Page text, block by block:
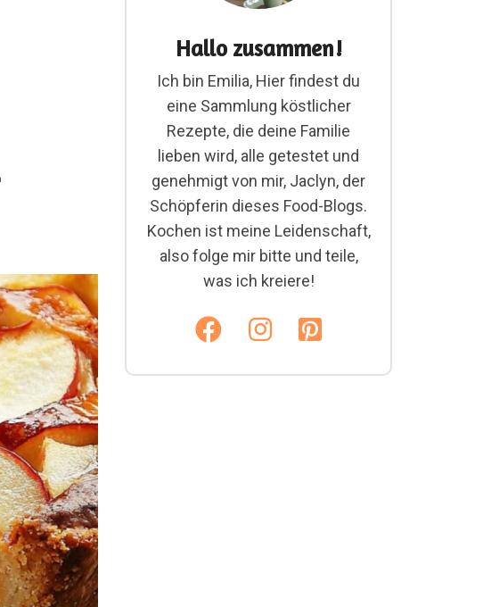
Hallo zusammen!
Ich bin Emilia, Hier findest du
eine Sammlung köstlicher
Rezepte, die deine Familie
lieben wird, alle getestet und
genehmigt von mir, Jaclyn, der
Schöpferin dieses Food-Blogs.
Kochen ist meine Leidenschaft,
also folge mir bitte und teile,
was ich kreiere!